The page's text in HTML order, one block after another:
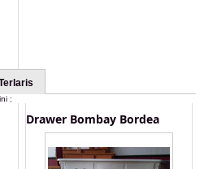
:
Drawer Bombay Bordea